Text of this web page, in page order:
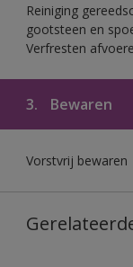
Reiniging
gootsteen en
Verfresten
3. Bewaren
Vorstvrij bewaren